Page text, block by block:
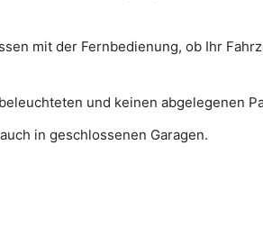
mit der Fernbedienung, ob Ihr
und keinen abgelegenen
in geschlossenen Garagen.